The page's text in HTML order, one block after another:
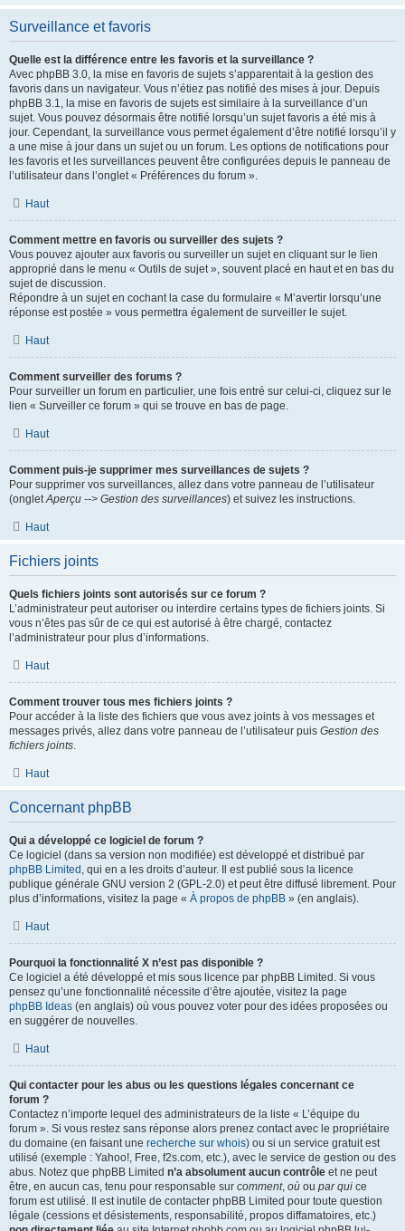
Surveillance et favoris
Quelle est la différence entre les favoris et la surveillance ?
Avec phpBB 3.0, la mise en favoris de sujets s’apparentait à la gestion des
favoris dans un navigateur. Vous n’étiez pas notifié des mises à jour. Depuis
phpBB 3.1, la mise en favoris de sujets est similaire à la surveillance d’un
sujet. Vous pouvez désormais être notifié lorsqu’un sujet favoris a été mis à
jour. Cependant, la surveillance vous permet également d’être notifié lorsqu’il y
a une mise à jour dans un sujet ou un forum. Les options de notifications pour
les favoris et les surveillances peuvent être configurées depuis le panneau de
l’utilisateur dans l’onglet « Préférences du forum ».
Haut
Comment mettre en favoris ou surveiller des sujets ?
Vous pouvez ajouter aux favoris ou surveiller un sujet en cliquant sur le lien
approprié dans le menu « Outils de sujet », souvent placé en haut et en bas du
sujet de discussion.
Répondre à un sujet en cochant la case du formulaire « M’avertir lorsqu’une
réponse est postée » vous permettra également de surveiller le sujet.
Haut
Comment surveiller des forums ?
Pour surveiller un forum en particulier, une fois entré sur celui-ci, cliquez sur le
lien « Surveiller ce forum » qui se trouve en bas de page.
Haut
Comment puis-je supprimer mes surveillances de sujets ?
Pour supprimer vos surveillances, allez dans votre panneau de l’utilisateur
(ongletAperçu --> Gestion des surveillances) et suivez les instructions.
Haut
Fichiers joints
Quels fichiers joints sont autorisés sur ce forum ?
L’administrateur peut autoriser ou interdire certains types de fichiers joints. Si
vous n’êtes pas sûr de ce qui est autorisé à être chargé, contactez
l’administrateur pour plus d’informations.
Haut
Comment trouver tous mes fichiers joints ?
Pour accéder à la liste des fichiers que vous avez joints à vos messages et
messages privés, allez dans votre panneau de l’utilisateur puis Gestion des
fichiers joints.
Haut
Concernant phpBB
Qui a développé ce logiciel de forum ?
Ce logiciel (dans sa version non modifiée) est développé et distribué par
phpBB Limited , qui en a les droits d’auteur. Il est publié sous la licence
publique générale GNU version 2 (GPL-2.0) et peut être diffusé librement. Pour
plus d’informations, visitez la page « À propos de phpBB » (en anglais).
Haut
Pourquoi la fonctionnalité X n’est pas disponible ?
Ce logiciel a été développé et mis sous licence par phpBB Limited. Si vous
pensez qu’une fonctionnalité nécessite d’être ajoutée, visitez la page
phpBB Ideas (en anglais) où vous pouvez voter pour des idées proposées ou
en suggérer de nouvelles.
Haut
Qui contacter pour les abus ou les questions légales concernant ce
forum ?
Contactez n’importe lequel des administrateurs de la liste « L’équipe du
forum ». Si vous restez sans réponse alors prenez contact avec le propriétaire
du domaine (en faisant une recherche sur whois) ou si un service gratuit est
utilisé (exemple : Yahoo!, Free, f2s.com, etc.), avec le service de gestion ou des
abus. Notez que phpBB Limited n’a absolument aucun contrôle et ne peut
être, en aucun cas, tenu pour responsable sur comment, où ou par qui ce
forum est utilisé. Il est inutile de contacter phpBB Limited pour toute question
légale (cessions et désistements, responsabilité, propos diffamatoires, etc.)